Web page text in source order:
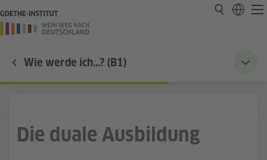
Wie werde ich…? (B1)
Die duale Ausbildung